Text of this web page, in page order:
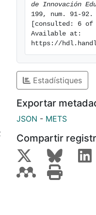
de Innovación
199, num. 91-92.
[consulted: 6 of
Available at:
https://
Estadístiques
Exportar
JSON - METS
Compartir